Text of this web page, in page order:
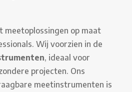
meetoplossingen op maat
Wij voorzien in de
, ideaal voor
projecten. Ons
meetinstrumenten is